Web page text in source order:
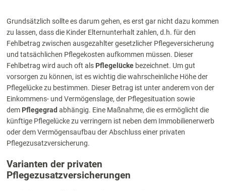
Grundsätzlich sollte es darum gehen, es erst gar nicht dazu kommen
zu lassen, dass die Kinder Elternunterhalt zahlen, d.h. für den
Fehlbetrag zwischen ausgezahlter gesetzlicher Pflegeversicherung
und tatsächlichen Pflegekosten aufkommen müssen. Dieser
Fehlbetrag wird auch oft als Pflegelücke bezeichnet. Um gut
vorsorgen zu können, ist es wichtig die wahrscheinliche Höhe der
Pflegelücke zu bestimmen. Dieser Betrag ist unter anderem von der
Einkommens- und Vermögenslage, der Pflegesituation sowie
dem Pflegegrad abhängig. Eine Maßnahme, die es ermöglicht die
künftige Pflegelücke zu verringern ist neben dem Immobilienerwerb
oder dem Vermögensaufbau der Abschluss einer privaten
Pflegezusatzversicherung.
Varianten der privaten
Pflegezusatzversicherungen